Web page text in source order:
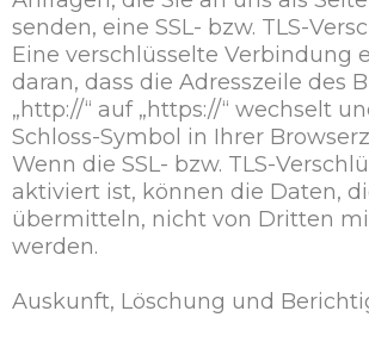
senden, eine SSL- bzw. TLS-
Eine verschlüsselte Verbindung
daran, dass die Adresszeile des
„http://“ auf „https://“ wechselt
Schloss-Symbol in Ihrer
Wenn die SSL- bzw. TLS-
aktiviert ist, können die Daten,
übermitteln, nicht von Dritten
werden.
Auskunft, Löschung und